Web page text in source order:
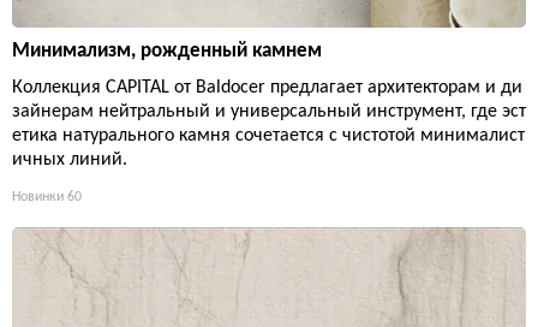
Минимализм, рожденный камнем
Коллекция CAPITAL от Baldocer предлагает архитекторам и ди
зайнерам нейтральный и универсальный инструмент, где эст
етика натурального камня сочетается с чистотой минималист
ичных линий.
Новинки 60